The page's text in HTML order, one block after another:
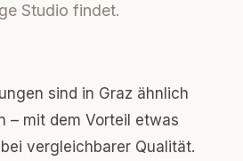
Studio findet.
sind in Graz ähnlich
– mit dem Vorteil etwas
vergleichbarer Qualität.